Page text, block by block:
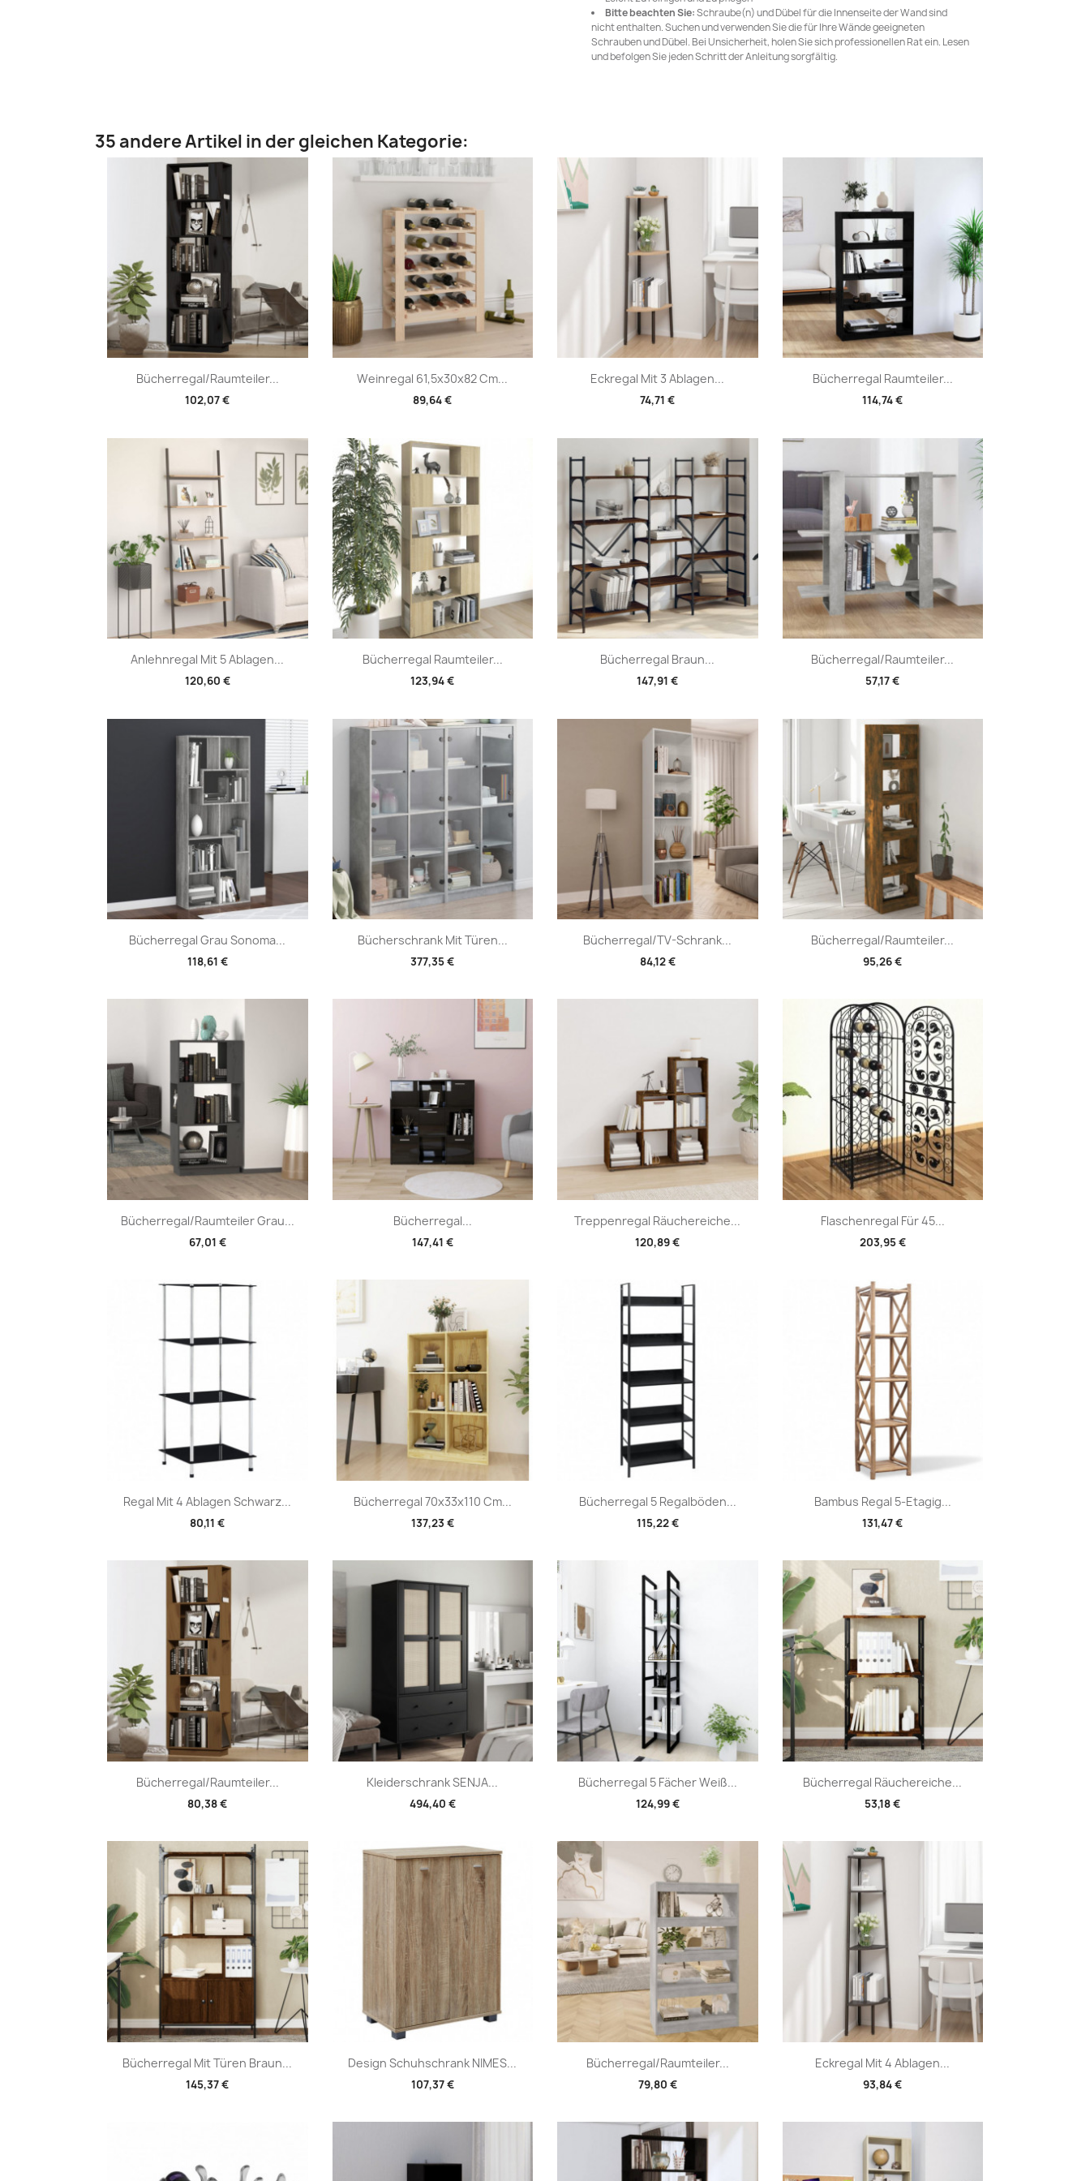
Bitte beachten Sie:Schraube(n) und Dübel für die Innenseite der Wand sind
nicht enthalten. Suchen und verwenden Sie die für Ihre Wände geeigneten
Schrauben und Dübel. Bei Unsicherheit, holen Sie sich professionellen Rat ein. Lesen
und befolgen Sie jeden Schritt der Anleitung sorgfältig.
35 andere Artikel in der gleichen Kategorie:
Bücherregal/Raumteiler...
102,07 €
Vorschau Weinregal 61,5x30x82 Cm...
89,64 €
Vorschau Eckregal Mit 3 Ablagen...
74,71 €
 Vorschau Bücherregal Raumteiler...
114,74 €
Vorschau
Anlehnregal Mit 5 Ablagen...
120,60 €
Vorschau Bücherregal Raumteiler...
123,94 €
Vorschau Bücherregal Braun...
147,91 €
Vorschau Bücherregal/Raumteiler...
57,17 €
Vorschau
Bücherregal Grau Sonoma...
118,61 €
Vorschau Bücherschrank Mit Türen...
377,35 €
Vorschau Bücherregal/TV-Schrank...
84,12 €
Vorschau Bücherregal/Raumteiler...
95,26 €
Vorschau
Bücherregal/Raumteiler Grau...
67,01 €
Vorschau Bücherregal...
147,41 €
Vorschau Treppenregal Räuchereiche...
120,89 €
Vorschau Flaschenregal Für 45...
203,95 €
Vorschau
Regal Mit 4 Ablagen Schwarz...
80,11 €
Vorschau Bücherregal 70x33x110 Cm...
137,23 €
Vorschau Bücherregal 5 Regalböden...
115,22 €
Vorschau Bambus Regal 5-Etagig...
131,47 €
Vorschau
Bücherregal/Raumteiler...
80,38 €
Vorschau Kleiderschrank SENJA...
494,40 €
Vorschau Bücherregal 5 Fächer Weiß...
124,99 €
Vorschau Bücherregal Räuchereiche...
53,18 €
Vorschau
Bücherregal Mit Türen Braun...
145,37 €
Vorschau Design Schuhschrank NIMES...
107,37 €
Vorschau Bücherregal/Raumteiler...
79,80 €
Vorschau Eckregal Mit 4 Ablagen...
93,84 €
 Vorschau